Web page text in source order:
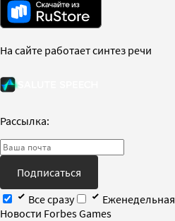
На сайте работает синтез речи
Рассылка:
Подписаться
Все сразу
Еженедельная
Новости Forbes Games